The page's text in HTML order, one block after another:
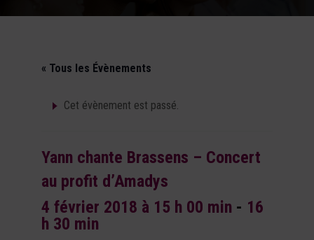
« Tous les Évènements
Cet évènement est passé.
Yann chante Brassens – Concert
au profit d’Amadys
4 février 2018 à 15 h 00 min - 16
h 30 min